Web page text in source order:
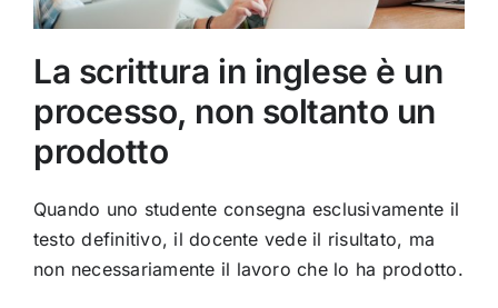
La scrittura in inglese è un
processo, non soltanto un
prodotto
Quando uno studente consegna esclusivamente il
testo definitivo, il docente vede il risultato, ma
non necessariamente il lavoro che lo ha prodotto.